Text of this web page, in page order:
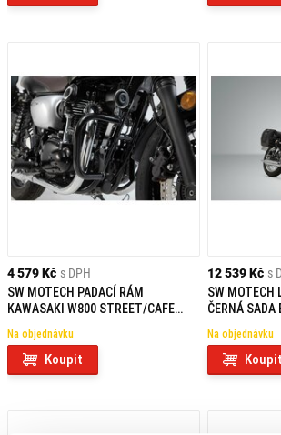
4 579 Kč s DPH
SW MOTECH PADACÍ RÁM
KAWASAKI W800 STREET/CAFE
Na objednávku
Koupit
12 539 Kč s
SW MOTECH
ČERNÁ SADA
(18-)
Na objednávku
Koupit